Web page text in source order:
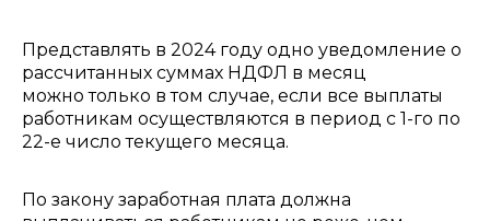
Представлять в 2024 году одно уведомление о
рассчитанных суммах НДФЛ в месяц
можно только в том случае, если все выплаты
работникам осуществляются в период с 1-го по
22-е число текущего месяца.
По закону заработная плата должна